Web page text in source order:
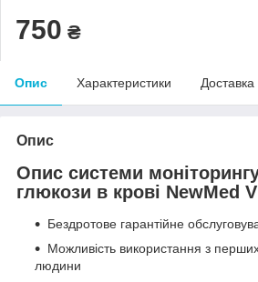
750 ₴
Опис Характеристики Доставка
Опис
Опис системи
глюкози в крові NewMed
Бездротове гарантійне
Можливість використання з
людини